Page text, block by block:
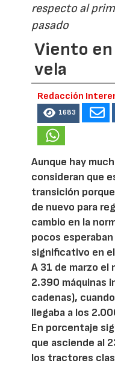
respecto al
pasado
Viento en
vela
Redacción
1683
Aunque hay
consideran que
transición
de nuevo para
cambio en la
pocos
significativo en
A 31 de marzo el
2.390 máquinas
cadenas),
llegaba a los
En porcentaje
que asciende al
los tractores